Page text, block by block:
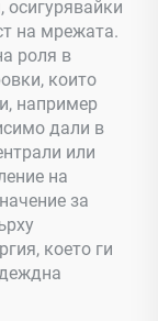
осигурявайки
на мрежата.
роля в
които
например
дали в
или
на
за
което ги